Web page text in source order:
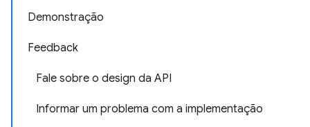
Demonstração
Feedback
Fale sobre o design da API
Informar um problema com a implementação